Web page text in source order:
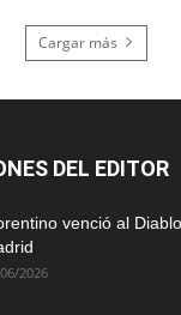
Cargar más
DEL EDITOR
venció al
2026